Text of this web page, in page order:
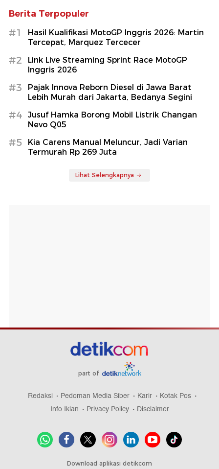
Berita Terpopuler
#1
Hasil Kualifikasi MotoGP Inggris 2026: Martin
Tercepat, Marquez Tercecer
#2
Link Live Streaming Sprint Race MotoGP
Inggris 2026
#3
Pajak Innova Reborn Diesel di Jawa Barat
Lebih Murah dari Jakarta, Bedanya Segini
#4
Jusuf Hamka Borong Mobil Listrik Changan
Nevo Q05
#5
Kia Carens Manual Meluncur, Jadi Varian
Termurah Rp 269 Juta
Lihat Selengkapnya
part of
Redaksi Pedoman Media Siber Karir
Kotak Pos
Info Iklan
Privacy Policy Disclaimer
Download aplikasi detikcom